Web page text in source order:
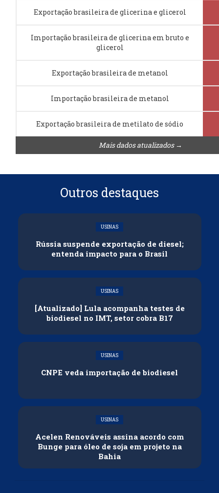
Exportação brasileira de glicerina e glicerol
Importação brasileira de glicerina em bruto e
glicerol
Exportação brasileira de metanol
Importação brasileira de metanol
Exportação brasileira de metilato de sódio
Mais dados atualizados →
Outros destaques
USINAS
Rússia suspende exportação de diesel;
entenda impacto para o Brasil
USINAS
[Atualizado] Lula acompanha testes de
biodiesel no IMT, setor cobra B17
USINAS
CNPE veda importação de biodiesel
USINAS
Acelen Renováveis assina acordo com
Bunge para óleo de soja em projeto na
Bahia